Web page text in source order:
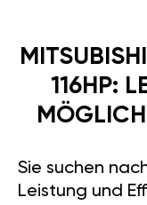
116HP:
Sie suchen
Leistung und